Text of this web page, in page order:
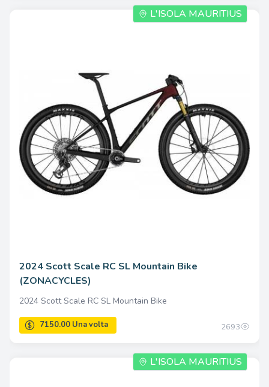
L'ISOLA MAURITIUS
2024 Scott Scale RC SL Mountain Bike
(ZONACYCLES)
2024 Scott Scale RC SL Mountain Bike
2693
L'ISOLA MAURITIUS